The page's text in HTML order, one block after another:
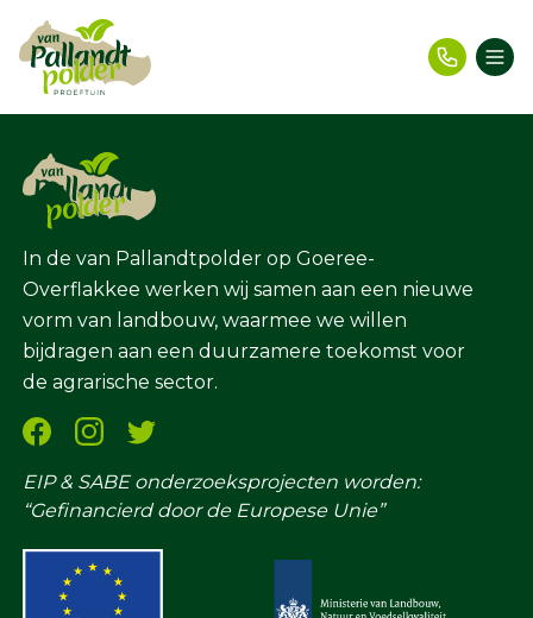
Welcome to WordPress. This is your first post. Edit or
delete it, then start writing!
In de van Pallandtpolder op Goeree-
Overflakkee werken wij samen aan een nieuwe
vorm van landbouw, waarmee we willen
bijdragen aan een duurzamere toekomst voor
de agrarische sector.
EIP & SABE onderzoeksprojecten worden:
“Gefinancierd door de Europese Unie”